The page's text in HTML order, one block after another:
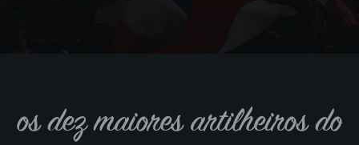
os dez maiores artilheiros do